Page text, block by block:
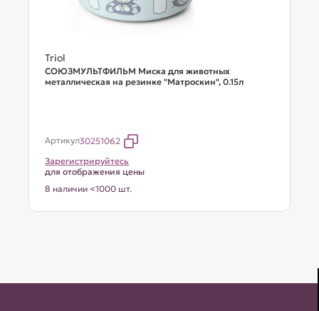
Triol
СОЮЗМУЛЬТФИЛЬМ Миска для животных
металлическая на резинке "Матроскин", 0.15л
Артикул30251062
Зарегистрируйтесь
для отображения цены
В наличии <1000 шт.